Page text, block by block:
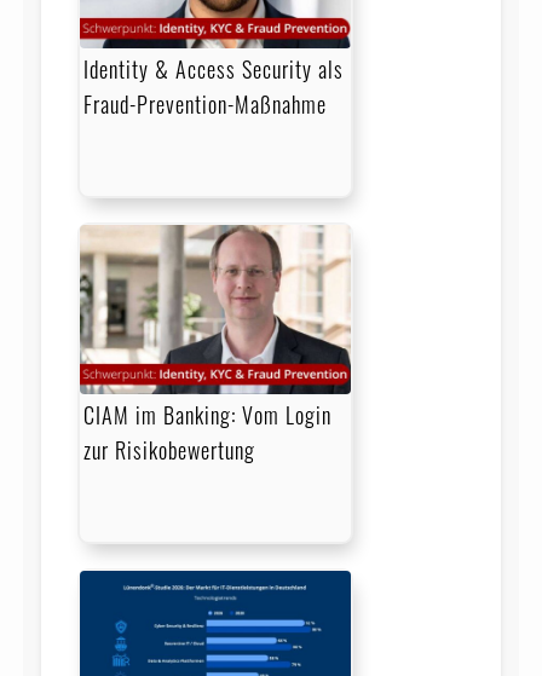
Identity & Access Security als
Fraud-Prevention-Maßnahme
CIAM im Banking: Vom Login
zur Risikobewertung